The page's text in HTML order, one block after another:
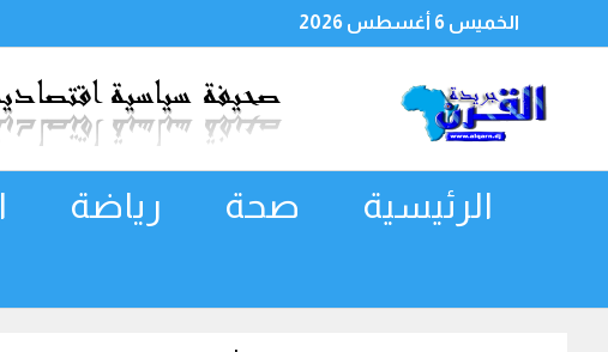
الخميس 6 أغسطس 2026
الرئيسية صحة رياضة